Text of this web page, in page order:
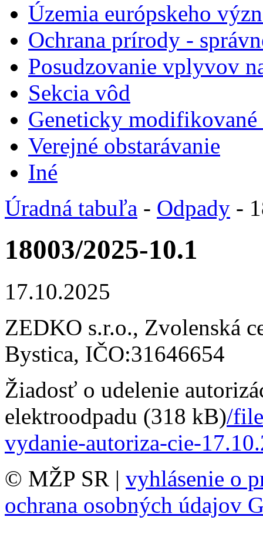
Územia európskeho
Ochrana prírody -
Posudzovanie vplyvov
Sekcia vôd
Geneticky
Verejné obstarávanie
Iné
Úradná tabuľa - Odpady -
18003/2025-10.1
17.10.2025
ZEDKO s.r.o., Zvolenská
Bystica, IČO:31646654
Žiadosť o udelenie
elektroodpadu (318 kB)/
vydanie-autoriza-cie-
© MŽP SR | vyhlásenie o
ochrana osobných údajov